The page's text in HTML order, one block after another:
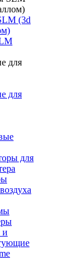
(3d
для
для
и